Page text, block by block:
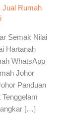
Jual Rumah
Semak Nilai
Hartanah
WhatsApp
Johor
Panduan
[…]